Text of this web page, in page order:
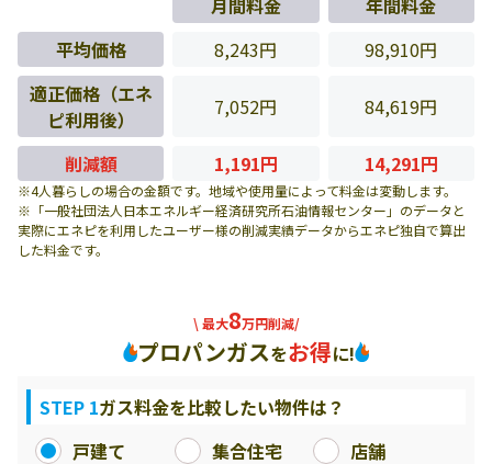
月間料金
年間料金
平均価格
8,243円
98,910円
適正価格（エネ
ピ利用後）
7,052円 84,619円
削減額 1,191円 14,291円
※4人暮らしの場合の金額です。地域や使用量によって料金は変動します。
※「一般社団法人日本エネルギー経済研究所石油情報センター」のデータと
実際にエネピを利用したユーザー様の削減実績データからエネピ独自で算出
した料金です。
\ 最大8万円削減/
プロパンガスをお得に!
STEP 1ガス料金を比較したい物件は？
戸建て
集合住宅
店舗